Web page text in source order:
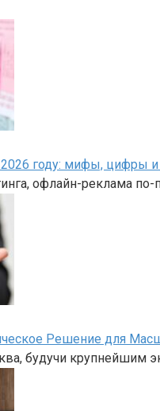
году: мифы, цифры
офлайн-реклама
Решение для
будучи крупнейшим